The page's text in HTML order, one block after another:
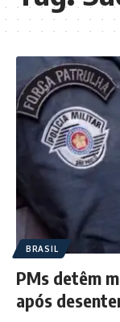
BRASIL
PMs detêm
após